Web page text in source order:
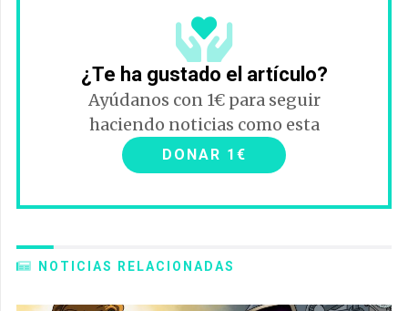
¿Te ha gustado el artículo?
Ayúdanos con 1€ para seguir
haciendo noticias como esta
DONAR 1€
NOTICIAS RELACIONADAS